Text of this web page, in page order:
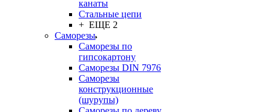
канаты
Стальные цепи
+ ЕЩЕ 2
Саморезы
Саморезы по
гипсокартону
Саморезы DIN 7976
Саморезы
конструкционные
(шурупы)